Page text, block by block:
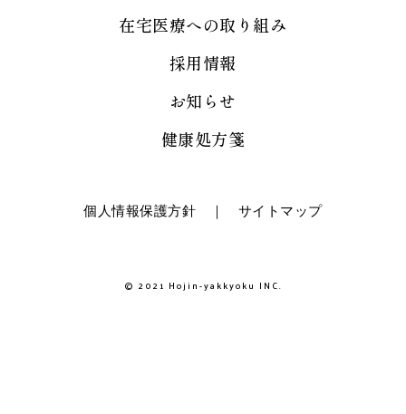
在宅医療への取り組み
採用情報
お知らせ
健康処方箋
個人情報保護方針 ｜ サイトマップ
© 2021 Hojin-yakkyoku INC.